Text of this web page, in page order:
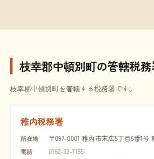
枝幸郡中頓別町の管轄税
枝幸郡中頓別町を管轄する税務署です。
稚内税務署
所在地 〒097-0001 稚内市末広5丁目6番1号
電話 0162-33-1155